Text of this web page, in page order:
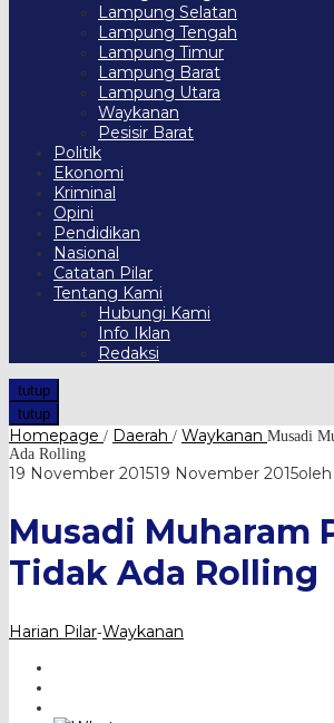
Lampung Selatan
Lampung Tengah
Lampung Timur
Lampung Barat
Lampung Utara
Waykanan
Pesisir Barat
Politik
Ekonomi
Kriminal
Opini
Pendidikan
Nasional
Catatan Pilar
Tentang Kami
Hubungi Kami
Info Iklan
Redaksi
tutup
tutup
Homepage / Daerah / Waykanan Musadi
Ada Rolling
19 November 201519 November 2015oleh
Musadi Muharam
Tidak Ada Rolling
Harian Pilar-Waykanan